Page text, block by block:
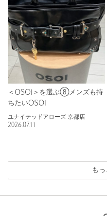
＜OSOI＞を選ぶ⑧メンズも持
ちたいOSOI
ユナイテッドアローズ 京都店
2026.07.11
も